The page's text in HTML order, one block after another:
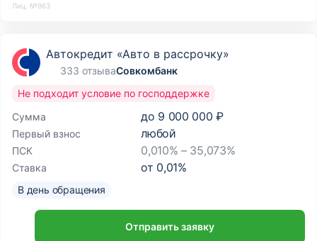
Лиц. №963
Автокредит «Авто в рассрочку»
333 отзываСовкомбанк
Сумма до 9 000 000 ₽
Первый взнос любой
ПСК 0,010% – 35,073%
Ставка от 0,01%
Не подходит условие по господдержке
В день обращения
Отправить заявку